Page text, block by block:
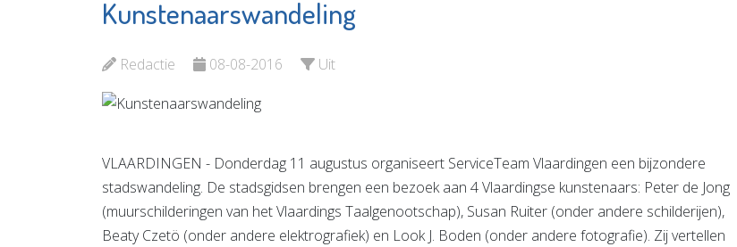
Kunstenaarswandeling
Redactie 08-08-2016 Uit
VLAARDINGEN - Donderdag 11 augustus organiseert ServiceTeam Vlaardingen een bijzondere
stadswandeling. De stadsgidsen brengen een bezoek aan 4 Vlaardingse kunstenaars: Peter de Jong
(muurschilderingen van het Vlaardings Taalgenootschap), Susan Ruiter (onder andere schilderijen),
Beaty Czetö (onder andere elektrografiek) en Look J. Boden (onder andere fotografie). Zij vertellen
UN1EK Onderwijs
Bekijk de pagina
Ariëlle van Son -
Praktijk voor
Bekijk de pagina